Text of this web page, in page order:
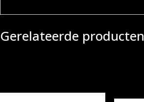
Gerelateerde producten